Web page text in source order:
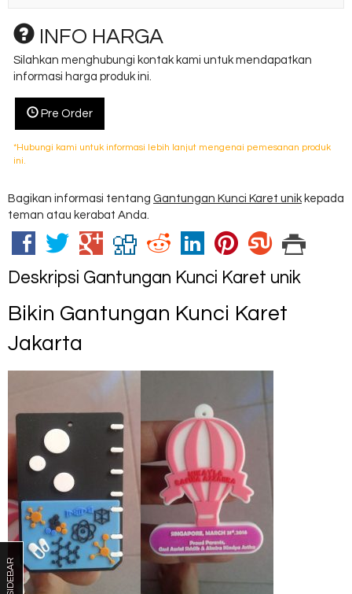
INFO HARGA
Silahkan menghubungi kontak kami untuk mendapatkan
informasi harga produk ini.
Pre Order
*Hubungi kami untuk informasi lebih lanjut mengenai pemesanan produk
ini.
Bagikan informasi tentang Gantungan Kunci Karet unikkepada
teman atau kerabat Anda.
Deskripsi Gantungan Kunci Karet unik
Bikin Gantungan Kunci Karet
Jakarta
SIDEBAR